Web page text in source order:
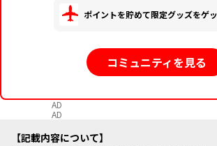
ポイントを貯めて限定グッズをゲッ
コミュニティを見る
AD
AD
記載内容について